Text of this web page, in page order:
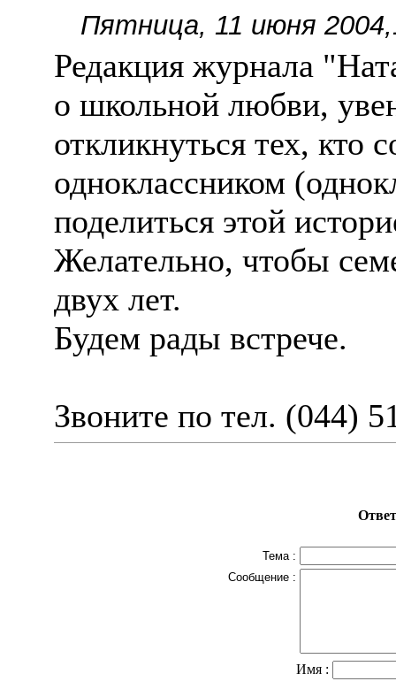
Пятница, 11 июня
Редакция журнала
о школьной любви,
откликнуться тех, кто
одноклассником
поделиться этой
Желательно, чтобы
двух лет.
Будем рады встрече.
Звоните по тел. (044)
Тема :
Сообщение :
Имя :